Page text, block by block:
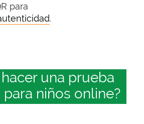
para
.
una prueba
niños online?